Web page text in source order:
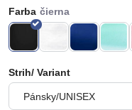
Farba
Strih/ Variant